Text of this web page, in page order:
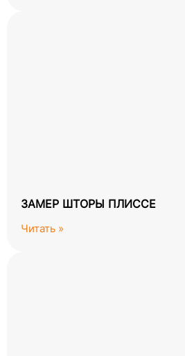
ЗАМЕР ШТОРЫ ПЛИССЕ
Читать »